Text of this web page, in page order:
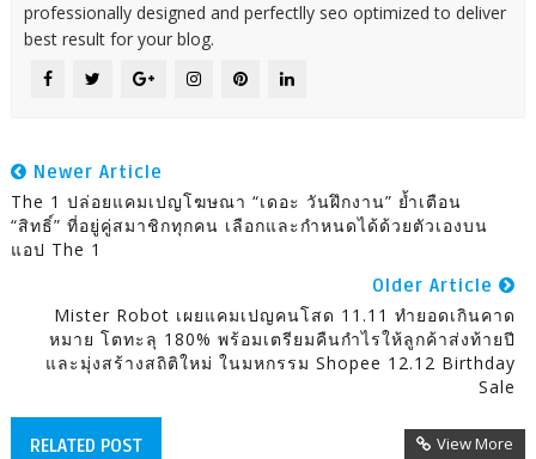
professionally designed and perfectlly seo optimized to deliver
best result for your blog.
Newer Article
The 1 ปล่อยแคมเปญโฆษณา “เดอะ วันฝึกงาน” ย้ำเตือน
“สิทธิ์” ที่อยู่คู่สมาชิกทุกคน เลือกและกำหนดได้ด้วยตัวเองบน
แอป The 1
Older Article
Mister Robot เผยแคมเปญคนโสด 11.11 ทำยอดเกินคาด
หมาย โตทะลุ 180% พร้อมเตรียมคืนกำไรให้ลูกค้าส่งท้ายปี
และมุ่งสร้างสถิติใหม่ ในมหกรรม Shopee 12.12 Birthday
Sale
RELATED POST View More